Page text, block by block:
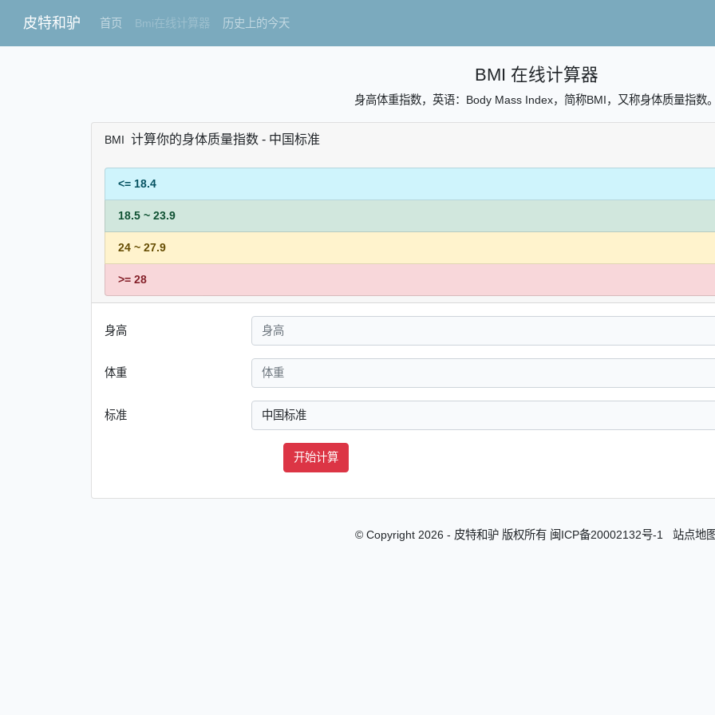
皮特和驴 首页 Bmi在线计算器 历史上的今天
BMI 在线计算器
身高体重指数，英语：Body Mass Index，简称BMI，又称身体质量指数
BMI 计算你的身体质量指数 - 中国标准
<= 18.4
18.5 ~ 23.9
24 ~ 27.9
>= 28
身高
体重
标准
开始计算
© Copyright 2026 - 皮特和驴 版权所有 闽ICP备20002132号-1 站点地